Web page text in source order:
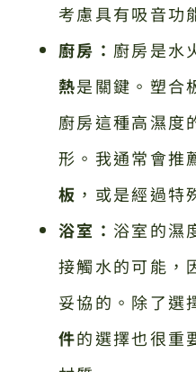
考慮具有吸音功
廚房： 廚房是水
熱是關鍵。塑合
廚房這種高濕度
形。我通常會推
板 ，或是經過特
浴室： 浴室的濕
接觸水的可能，
妥協的。除了選
件的選擇也很重